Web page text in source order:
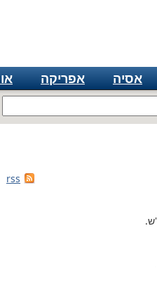
אסיה אפריקה
rss